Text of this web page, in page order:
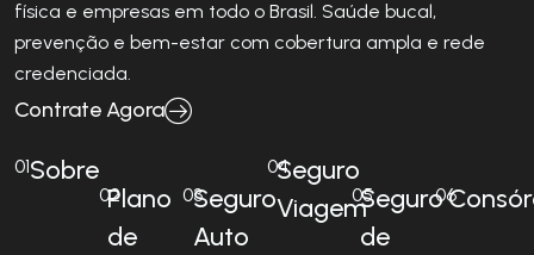
física e empresas em todo o Brasil. Saúde bucal,
prevenção e bem-estar com cobertura ampla e rede
credenciada.
Contrate Agora
01Sobre
02Plano
de
03Seguro
Auto
04Seguro
Viagem
05Seguro
de
06